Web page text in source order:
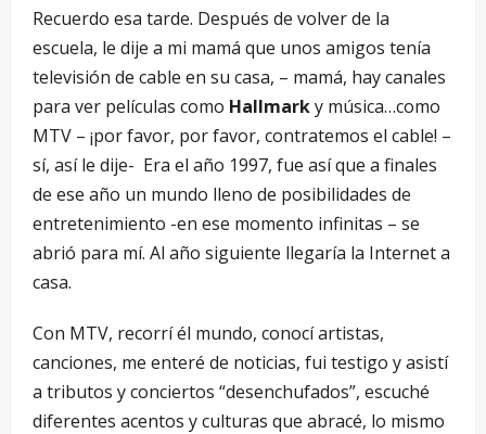
Recuerdo esa tarde. Después de volver de la
escuela, le dije a mi mamá que unos amigos tenía
televisión de cable en su casa, – mamá, hay canales
para ver películas como Hallmarky música…como
MTV – ¡por favor, por favor, contratemos el cable! –
sí, así le dije- Era el año 1997, fue así que a finales
de ese año un mundo lleno de posibilidades de
entretenimiento -en ese momento infinitas – se
abrió para mí. Al año siguiente llegaría la Internet a
casa.
Con MTV, recorrí él mundo, conocí artistas,
canciones, me enteré de noticias, fui testigo y asistí
a tributos y conciertos “desenchufados”, escuché
diferentes acentos y culturas que abracé, lo mismo